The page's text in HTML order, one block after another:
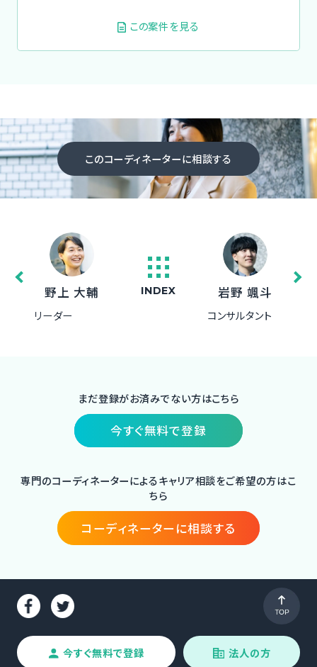
この案件を見る
このコーディネーターに相談する
野上 大輔
リーダー
INDEX 岩野 颯斗
コンサルタント
まだ登録がお済みでない方はこちら
今すぐ無料で登録
専門のコーディネーターによるキャリア相談をご希望の方はこ
ちら
コーディネーターに相談する
今すぐ無料で登録 法人の方